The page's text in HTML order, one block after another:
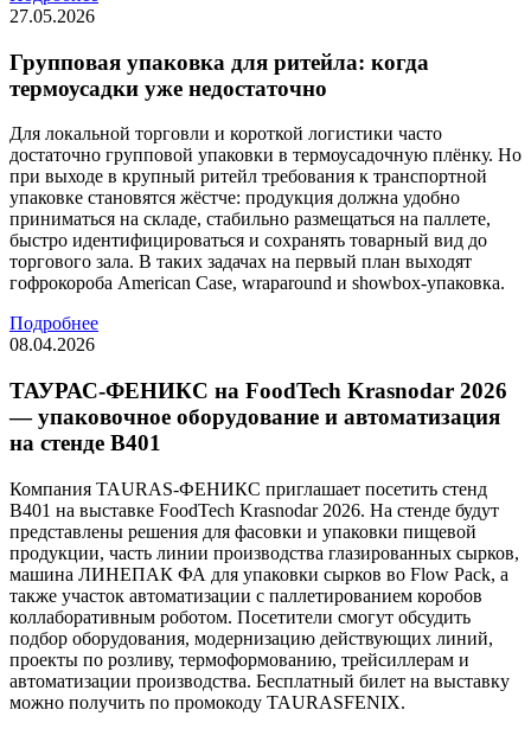
27.05.2026
Групповая упаковка для ритейла: когда
термоусадки уже недостаточно
Для локальной торговли и короткой логистики часто
достаточно групповой упаковки в термоусадочную плёнку. Но
при выходе в крупный ритейл требования к транспортной
упаковке становятся жёстче: продукция должна удобно
приниматься на складе, стабильно размещаться на паллете,
быстро идентифицироваться и сохранять товарный вид до
торгового зала. В таких задачах на первый план выходят
гофрокороба American Case, wraparound и showbox-упаковка.
Подробнее
08.04.2026
ТАУРАС-ФЕНИКС на FoodTech Krasnodar 2026
— упаковочное оборудование и автоматизация
на стенде B401
Компания TAURAS-ФЕНИКС приглашает посетить стенд
B401 на выставке FoodTech Krasnodar 2026. На стенде будут
представлены решения для фасовки и упаковки пищевой
продукции, часть линии производства глазированных сырков,
машина ЛИНЕПАК ФА для упаковки сырков во Flow Pack, а
также участок автоматизации с паллетированием коробов
коллаборативным роботом. Посетители смогут обсудить
подбор оборудования, модернизацию действующих линий,
проекты по розливу, термоформованию, трейсиллерам и
автоматизации производства. Бесплатный билет на выставку
можно получить по промокоду TAURASFENIX.